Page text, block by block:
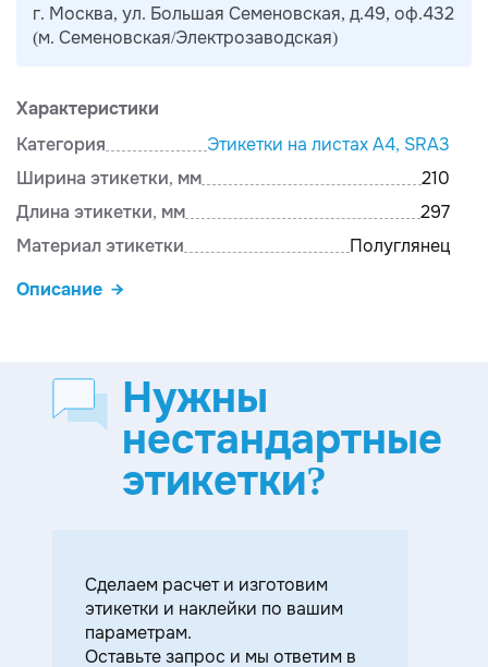
Характеристики
Категория
Этикетки на листах А4, SRА3
Ширина этикетки, мм
210
Длина этикетки, мм
297
Материал этикетки
Полуглянец
Описание
г. Москва, ул. Большая Семеновская, д.49, оф.432
(м. Семеновская/Электрозаводская)
Нужны
нестандартные
этикетки?
Cделаем расчет и изготовим
этикетки и наклейки по вашим
параметрам.
Оставьте запрос и мы ответим в